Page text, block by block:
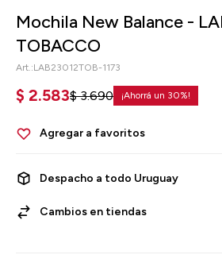
Mochila New Balance -
TOBACCO
LAB23012TOB-1173
$ 2.583$ 3.690 30
Despacho a todo Uruguay
Cambios en tiendas